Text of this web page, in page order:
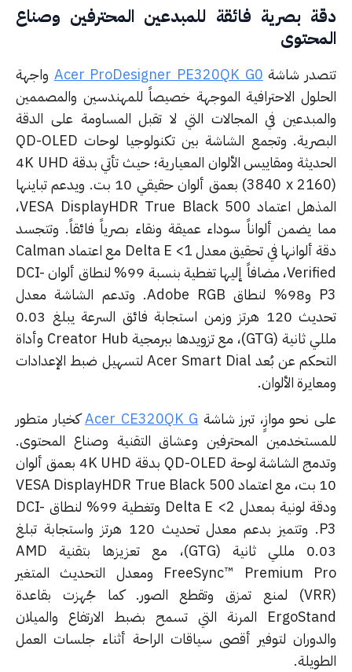
بصرية فائقة للمبدعين المحترفين وصناع
شاشةAcer ProDesigner PE320QK G0واجهة
الاحترافية الموجهة خصيصاً للمهندسين والمصممين
في المجالات التي لا تقبل المساومة على الدقة
البصرية. وتجمع الشاشة بين تكنولوجيا لوحات QD-OLED
الحديثة ومقاييس الألوان المعيارية؛ حيث تأتي بدقة 4K UHD
(3840 x 2160) بعمق ألوان حقيقي 10 بت. ويدعم تباينها
المذهل اعتماد VESA DisplayHDR True Black 500،
يضمن ألواناً سوداء عميقة ونقاء بصرياً فائقاً. وتتجسد
دقة ألوانها في تحقيق معدل Delta E <1 مع اعتماد Calman
Verified، مضافاً إليها تغطية بنسبة 99% لنطاق ألوان DCI-
P3 و98% لنطاق Adobe RGB. وتدعم الشاشة معدل
تحديث 120 هرتز وزمن استجابة فائق السرعة يبلغ 0.03
مللي ثانية (GTG)، مع تزويدها ببرمجية Creator Hub وأداة
التحكم عن بُعد Acer Smart Dial لتسهيل ضبط الإعدادات
الألوان.
نحو موازٍ، تبرز شاشةAcer CE320QK Gكخيار متطور
المحترفين وعشاق التقنية وصناع المحتوى.
وتدمج الشاشة لوحة QD-OLED بدقة 4K UHD بعمق ألوان
10 بت، مع اعتماد VESA DisplayHDR True Black 500
ودقة لونية بمعدل Delta E <2 وتغطية 99% لنطاق DCI-
P3. وتتميز بدعم معدل تحديث 120 هرتز واستجابة تبلغ
0.03 مللي ثانية (GTG)، مع تعزيزها بتقنية AMD
FreeSync™ Premium Pro ومعدل التحديث المتغير
(VRR) لمنع تمزق وتقطع الصور. كما جُهزت بقاعدة
ErgoStand المرنة التي تسمح بضبط الارتفاع والميلان
لتوفير أقصى سياقات الراحة أثناء جلسات العمل